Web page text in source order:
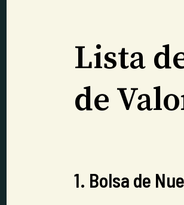
Lista
de
1. Bolsa de